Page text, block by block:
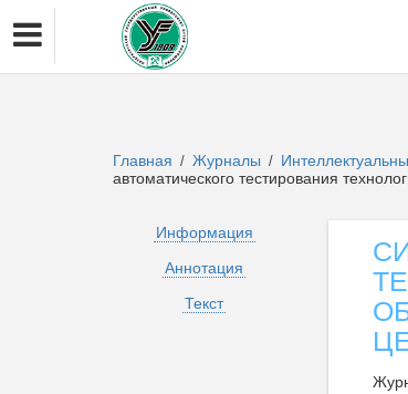
Главная / Журналы /
автоматического тестирования
Информация
Аннотация
Текст